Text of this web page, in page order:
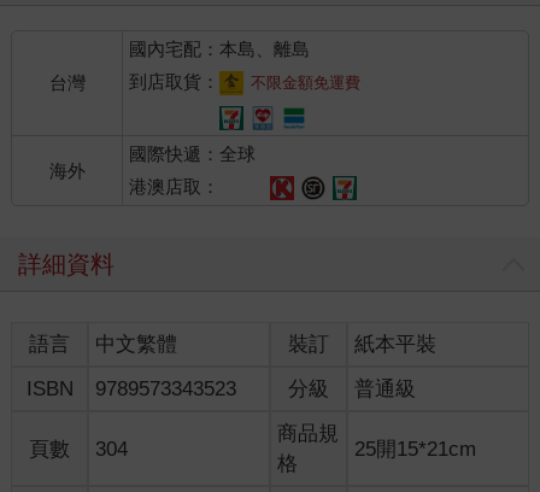
這一生擁有過的最長的，也是最顯赫的頭銜。使我有了那些偉大
男人背後默默犧牲的女人的美德。
這時候我應該露出寬厚的笑容說：「我以我的妻子為榮，我支持
她所有的決定。」很可能下一屆「最令女人渴望的感性好男人」
票選活動，我便能獲得高票，榮登榜首。可是當時我只百感交集
的站在那裡，什麼話也說不出。那天，是我的妻子亞咪的新書發
落。當我開始思念曼波的時候，一隻鳥聒噪的降落了……聒──鳥
鳥有著鮮黃色的明豔羽毛，暗紅色的尖嘴，高八度的聲音。
樣輕巧，悄悄掩至：「饒了我老公吧！他是無辜的。」
亞咪身邊的傑森吸引了真妮的注意，這個年輕的女記者眼中綻放
光彩，因為傑森對她專注的展露微笑：「妳的衣裳很漂亮。」
台灣
國內宅配：本島、離島
到店取貨：
不限金額免運費
海外
國際快遞：全球
港澳店取：
詳細資料
語言 中文繁體 裝訂
紙本平裝
ISBN
9789573343523 分級 普通級
頁數 304
商品規
格
25開15*21cm